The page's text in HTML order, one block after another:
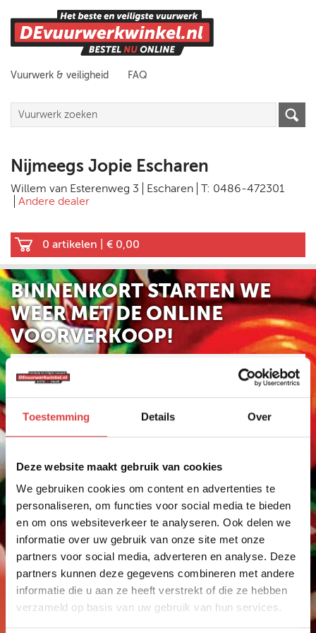
Toestemming Details Over
Deze website maakt gebruik van cookies
We gebruiken cookies om content en advertenties te
personaliseren, om functies voor social media te bieden
en om ons websiteverkeer te analyseren. Ook delen we
informatie over uw gebruik van onze site met onze
partners voor social media, adverteren en analyse. Deze
partners kunnen deze gegevens combineren met andere
informatie die u aan ze heeft verstrekt of die ze hebben
verzameld op basis van uw gebruik van hun services.
Vuurwerk & veiligheid FAQ
Nijmeegs Jopie Escharen
Willem van Esterenweg 3 Escharen
T: 0486-472301
Andere dealer
0 artikelen € 0,00
BINNENKORT STARTEN WE
WEER MET DE ONLINE
VOORVERKOOP!
VUURWERK ASSORTIMENT
HELE ASSORTIMENT
NIEUW
SPINNERS
KNALLERS
CRACKLING
FONTEINEN
STERRETJES
STADIONFAKKEL
DIVERSEN
Vuurwerk kopen in Escharen
Het mooiste vuurwerk koop je in de buurt van
Escharen bij Nijmeegs Jopie Escharen. Wij zijn als
vuurwerkdealer aangesloten bij devuurwerkwinkel.nl.
Al jaren één van de grootste vuurwerk
verkooppunten in de buurt van Escharen.
Nijmeegs Jopie Escharen is dé vuurwerkdealer voor
de regio Escharen, Velp, Beers en Grave. Ook veel
mensen uit Cuijk, Mill en Reek kopen vuurwerk bij